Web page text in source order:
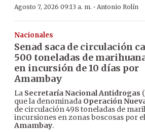
Agosto 7, 2026 09:13 a. m. · Antonio Rolín
Nacionales
Senad saca de circulación
500 toneladas de
en incursión de 10 días por
Amambay
La Secretaría Nacional Antidrogas (
que la denominada Operación
de circulación 498 toneladas de
incursiones en zonas boscosas por
Amambay.